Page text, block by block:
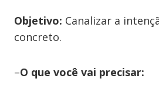
Objetivo: Canalizar a
concreto.
–O que você vai precisar: